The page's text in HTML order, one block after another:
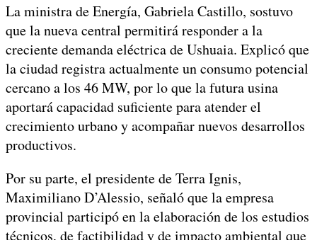
La ministra de Energía, Gabriela Castillo, sostuvo
que la nueva central permitirá responder a la
creciente demanda eléctrica de Ushuaia. Explicó que
la ciudad registra actualmente un consumo potencial
cercano a los 46 MW, por lo que la futura usina
aportará capacidad suficiente para atender el
crecimiento urbano y acompañar nuevos desarrollos
productivos.
Por su parte, el presidente de Terra Ignis,
Maximiliano D’Alessio, señaló que la empresa
provincial participó en la elaboración de los estudios
técnicos, de factibilidad y de impacto ambiental que